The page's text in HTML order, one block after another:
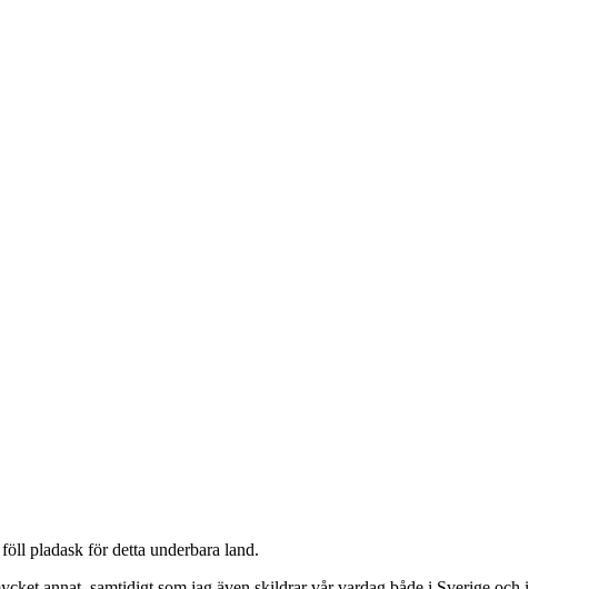
pladask för detta underbara land.